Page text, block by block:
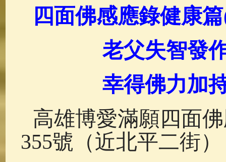
四面佛感應錄健康
老父失智發
幸得佛力加
高雄博愛滿願四面
355號（近北平二街）